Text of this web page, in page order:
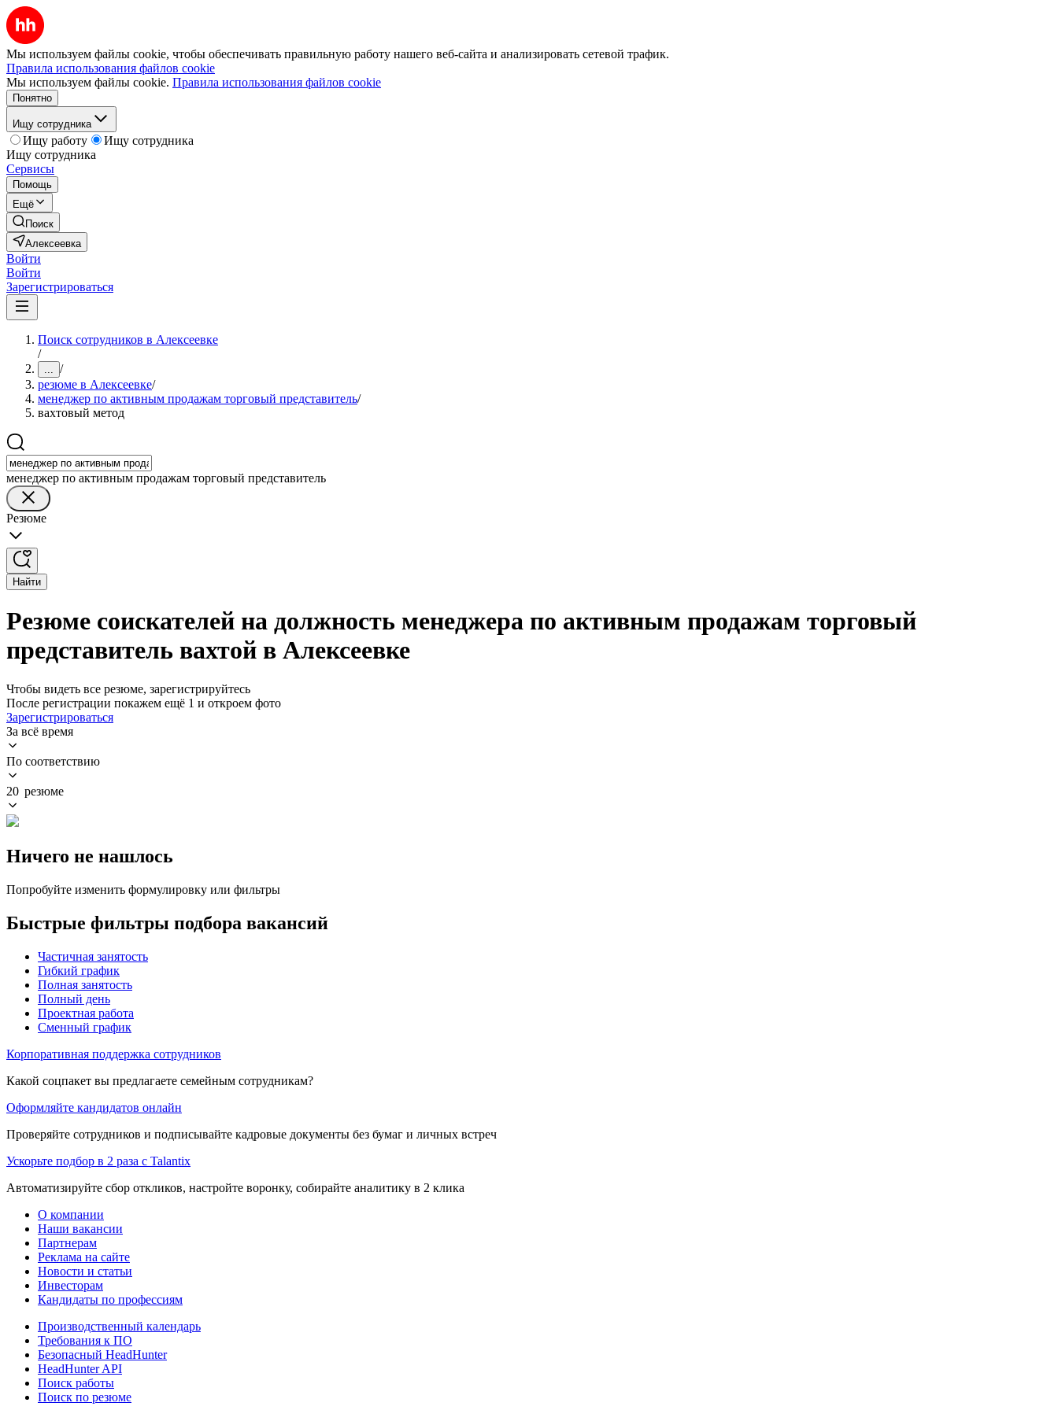
Мы используем файлы cookie, чтобы обеспечивать правильную работу нашего веб-сайта и анализировать сетевой трафик.
Правила использования файлов cookie
Мы используем файлы cookie. Правила использования файлов cookie
Понятно
Ищу сотрудника
Ищу работу
Ищу сотрудника
Ищу сотрудника
Сервисы
Помощь
Ещё
Поиск
Алексеевка
Войти
Войти
Зарегистрироваться
Поиск сотрудников в Алексеевке
/
... /
резюме в Алексеевке/
менеджер по активным продажам торговый представитель/
вахтовый метод
менеджер по активным продажам торговый представитель
Резюме
Найти
Резюме соискателей на должность менеджера по активным продажам торговый
представитель вахтой в Алексеевке
Чтобы видеть все резюме, зарегистрируйтесь
После регистрации покажем ещё 1 и откроем фото
Зарегистрироваться
За всё время
По соответствию
20 резюме
Ничего не нашлось
Попробуйте изменить формулировку или фильтры
Быстрые фильтры подбора вакансий
Частичная занятость
Гибкий график
Полная занятость
Полный день
Проектная работа
Сменный график
Корпоративная поддержка сотрудников
Какой соцпакет вы предлагаете семейным сотрудникам?
Оформляйте кандидатов онлайн
Проверяйте сотрудников и подписывайте кадровые документы без бумаг и личных встреч
Ускорьте подбор в 2 раза с Talantix
Автоматизируйте сбор откликов, настройте воронку, собирайте аналитику в 2 клика
О компании
Наши вакансии
Партнерам
Реклама на сайте
Новости и статьи
Инвесторам
Кандидаты по профессиям
Производственный календарь
Требования к ПО
Безопасный HeadHunter
HeadHunter API
Поиск работы
Поиск по резюме